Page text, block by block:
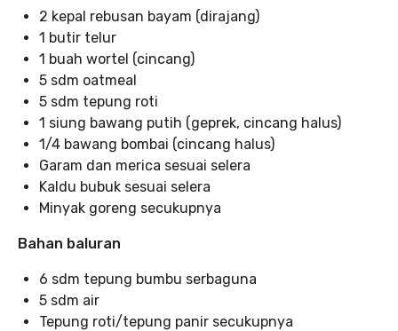
2 kepal rebusan bayam (dirajang)
1 butir telur
1 buah wortel (cincang)
5 sdm oatmeal
5 sdm tepung roti
1 siung bawang putih (geprek, cincang halus)
1/4 bawang bombai (cincang halus)
Garam dan merica sesuai selera
Kaldu bubuk sesuai selera
Minyak goreng secukupnya
Bahan baluran
6 sdm tepung bumbu serbaguna
5 sdm air
Tepung roti/tepung panir secukupnya